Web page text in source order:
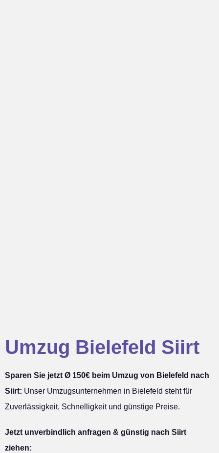
Umzug Bielefeld Siirt
Sparen Sie jetzt Ø 150€ beim Umzug von Bielefeld nach
Siirt: Unser Umzugsunternehmen in Bielefeld steht für
Zuverlässigkeit, Schnelligkeit und günstige Preise.
Jetzt unverbindlich anfragen & günstig nach Siirt
ziehen: